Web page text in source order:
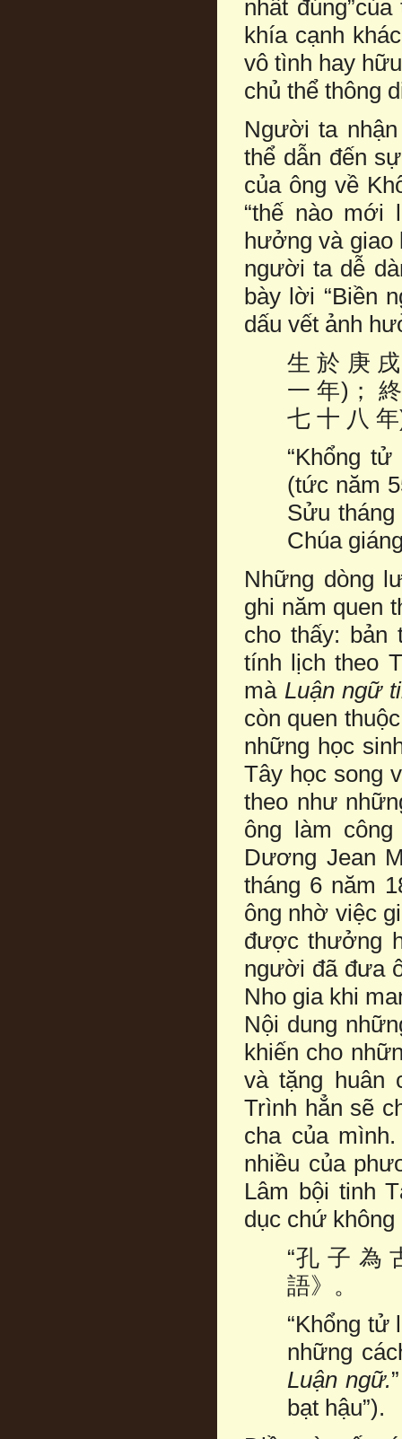
nhất
khía cạnh
vô tình hay
chủ thể thông
Người ta
thể dẫn đến
của ông về
“thế nào
hưởng và giao
người ta dễ
bày lời “Biền
dấu vết ảnh
生 於 庚
一 年)；
七 十 八
“Khổng
(tức năm
Sửu
Chúa
Những dòng
ghi năm quen
cho thấy: bản
tính lịch theo
mà Luận ngữ
còn quen
những học
Tây học song
theo như
ông làm
Dương Jean
tháng 6 năm
ông nhờ việc
được thưởng
người đã đưa
Nho gia khi
Nội dung
khiến cho
và tặng huân
Trình hẳn sẽ
cha của
nhiều của
Lâm bội tinh
dục chứ
“孔 子 為
語》。
“Khổng tử
những
Luận ngữ.
bạt hậu”).